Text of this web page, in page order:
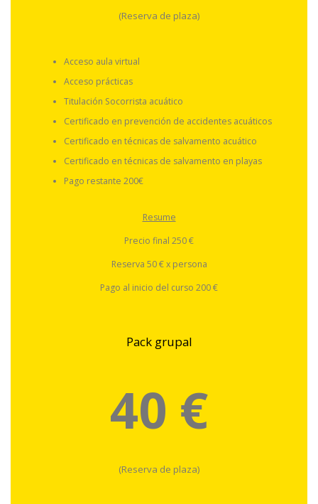
(Reserva de plaza)
Acceso aula virtual
Acceso prácticas
Titulación Socorrista acuático
Certificado en prevención de accidentes acuáticos
Certificado en técnicas de salvamento acuático
Certificado en técnicas de salvamento en playas
Pago restante 200€
Resume
Precio final 250 €
Reserva 50 € x persona
Pago al inicio del curso 200 €
Pack grupal
40 €
(Reserva de plaza)